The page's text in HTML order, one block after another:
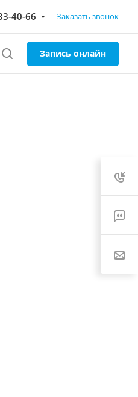
40-66 Заказать звонок
Запись онлайн